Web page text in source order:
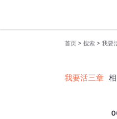
首页 > 搜索 > 我要
我要活三章